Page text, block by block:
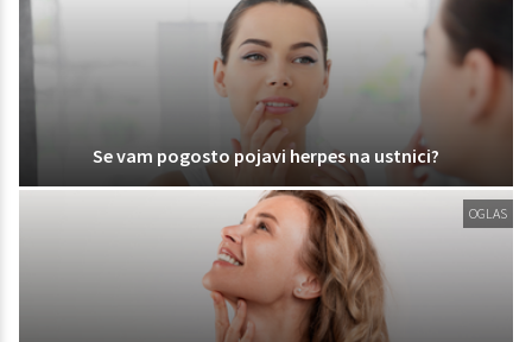
Se vam pogosto pojavi herpes na ustnici?
OGLAS